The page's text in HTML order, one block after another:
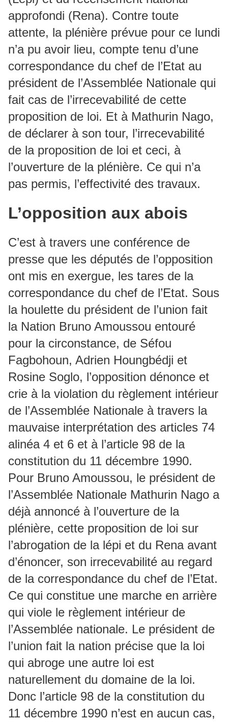
approfondi (Rena). Contre toute
attente, la plénière prévue pour ce lundi
n’a pu avoir lieu, compte tenu d’une
correspondance du chef de l’Etat au
président de l’Assemblée Nationale qui
fait cas de l’irrecevabilité de cette
proposition de loi. Et à Mathurin Nago,
de déclarer à son tour, l’irrecevabilité
de la proposition de loi et ceci, à
l’ouverture de la plénière. Ce qui n’a
pas permis, l’effectivité des travaux.
L’opposition aux abois
C’est à travers une conférence de
presse que les députés de l’opposition
ont mis en exergue, les tares de la
correspondance du chef de l’Etat. Sous
la houlette du président de l’union fait
la Nation Bruno Amoussou entouré
pour la circonstance, de Séfou
Fagbohoun, Adrien Houngbédji et
Rosine Soglo, l’opposition dénonce et
crie à la violation du règlement intérieur
de l’Assemblée Nationale à travers la
mauvaise interprétation des articles 74
alinéa 4 et 6 et à l’article 98 de la
constitution du 11 décembre 1990.
Pour Bruno Amoussou, le président de
l’Assemblée Nationale Mathurin Nago a
déjà annoncé à l’ouverture de la
plénière, cette proposition de loi sur
l’abrogation de la lépi et du Rena avant
d’énoncer, son irrecevabilité au regard
de la correspondance du chef de l’Etat.
Ce qui constitue une marche en arrière
qui viole le règlement intérieur de
l’Assemblée nationale. Le président de
l’union fait la nation précise que la loi
qui abroge une autre loi est
naturellement du domaine de la loi.
Donc l’article 98 de la constitution du
11 décembre 1990 n’est en aucun cas,